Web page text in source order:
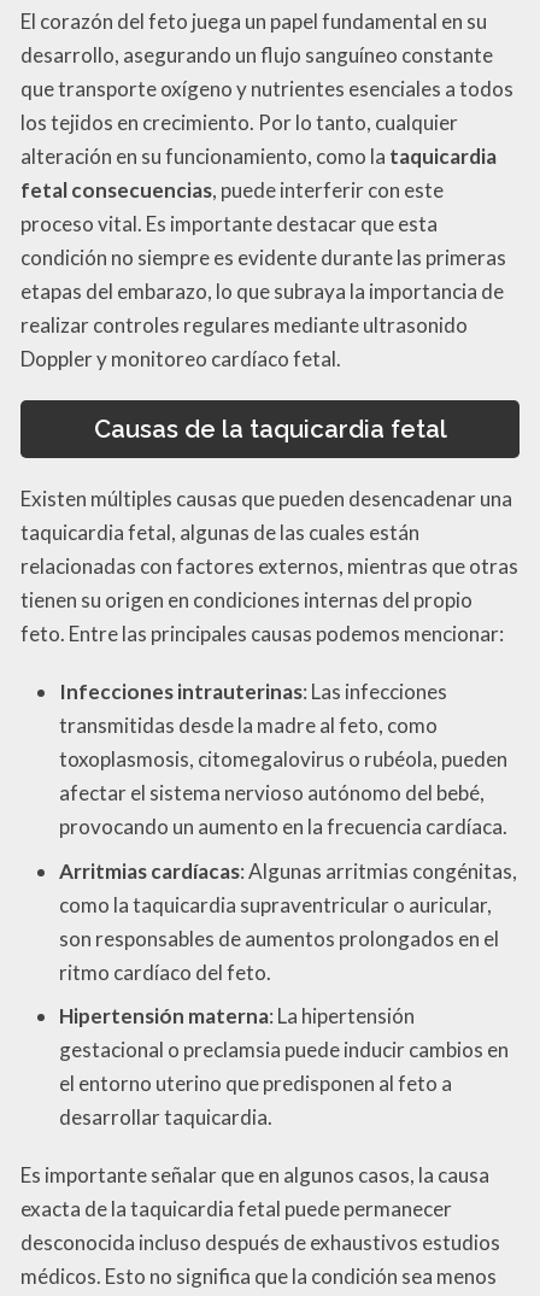
El corazón del feto juega un papel fundamental en su
desarrollo, asegurando un flujo sanguíneo constante
que transporte oxígeno y nutrientes esenciales a todos
los tejidos en crecimiento. Por lo tanto, cualquier
alteración en su funcionamiento, como la taquicardia
fetal consecuencias, puede interferir con este
proceso vital. Es importante destacar que esta
condición no siempre es evidente durante las primeras
etapas del embarazo, lo que subraya la importancia de
realizar controles regulares mediante ultrasonido
Doppler y monitoreo cardíaco fetal.
Causas de la taquicardia fetal
Existen múltiples causas que pueden desencadenar una
taquicardia fetal, algunas de las cuales están
relacionadas con factores externos, mientras que otras
tienen su origen en condiciones internas del propio
feto. Entre las principales causas podemos mencionar:
Infecciones intrauterinas: Las infecciones
transmitidas desde la madre al feto, como
toxoplasmosis, citomegalovirus o rubéola, pueden
afectar el sistema nervioso autónomo del bebé,
provocando un aumento en la frecuencia cardíaca.
Arritmias cardíacas: Algunas arritmias congénitas,
como la taquicardia supraventricular o auricular,
son responsables de aumentos prolongados en el
ritmo cardíaco del feto.
Hipertensión materna: La hipertensión
gestacional o preclamsia puede inducir cambios en
el entorno uterino que predisponen al feto a
desarrollar taquicardia.
Es importante señalar que en algunos casos, la causa
exacta de la taquicardia fetal puede permanecer
desconocida incluso después de exhaustivos estudios
médicos. Esto no significa que la condición sea menos